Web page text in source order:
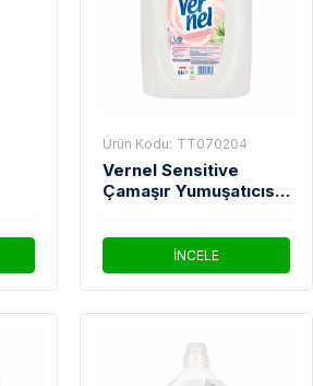
Ürün Kodu: TT070204
Vernel Sensitive
Çamaşır Yumuşatıcısı
İNCELE